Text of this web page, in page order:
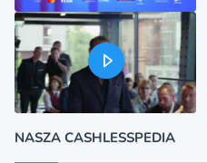
NASZA CASHLESSPEDIA